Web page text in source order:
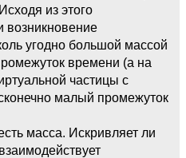
из этого
возникновение
угодно большой массой
времени (а на
частицы с
малый промежуток
масса. Искривляет ли